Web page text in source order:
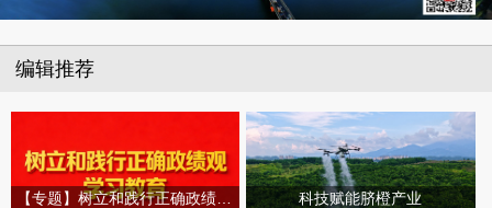
编辑推荐
科技赋能脐橙产业